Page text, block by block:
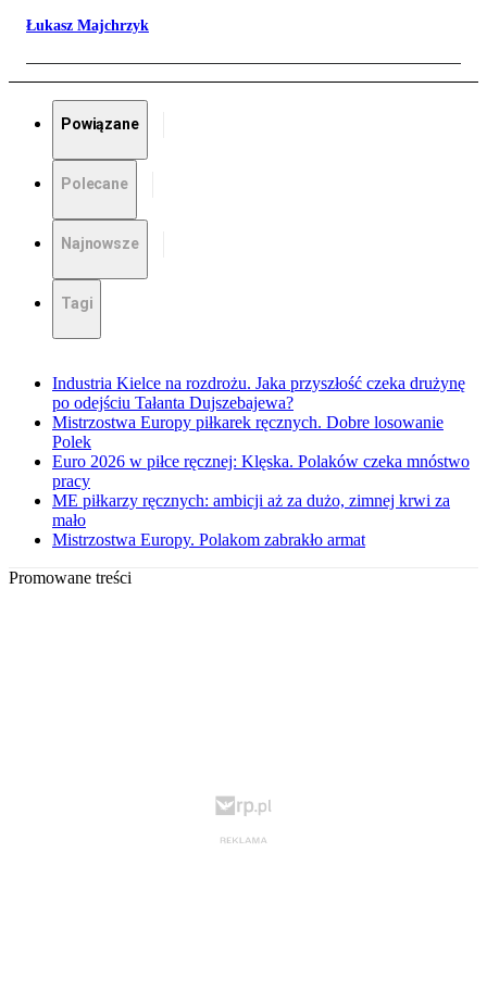
Łukasz Majchrzyk
Powiązane
Polecane
Najnowsze
Tagi
Industria Kielce na rozdrożu. Jaka przyszłość czeka drużynę
po odejściu Tałanta Dujszebajewa?
Mistrzostwa Europy piłkarek ręcznych. Dobre losowanie
Polek
Euro 2026 w piłce ręcznej: Klęska. Polaków czeka mnóstwo
pracy
ME piłkarzy ręcznych: ambicji aż za dużo, zimnej krwi za
mało
Mistrzostwa Europy. Polakom zabrakło armat
Promowane treści